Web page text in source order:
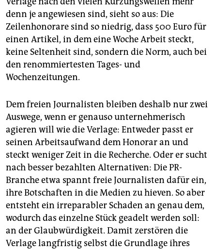
denn je angewiesen sind, sieht so aus: Die
Zeilenhonorare sind so niedrig, dass 500 Euro für
einen Artikel, in dem eine Woche Arbeit steckt,
keine Seltenheit sind, sondern die Norm, auch bei
den renommiertesten Tages- und
Wochenzeitungen.
Dem freien Journalisten bleiben deshalb nur zwei
Auswege, wenn er genauso unternehmerisch
agieren will wie die Verlage: Entweder passt er
seinen Arbeitsaufwand dem Honorar an und
steckt weniger Zeit in die Recherche. Oder er sucht
nach besser bezahlten Alternativen: Die PR-
Branche etwa spannt freie Journalisten dafür ein,
ihre Botschaften in die Medien zu hieven. So aber
entsteht ein irreparabler Schaden an genau dem,
wodurch das einzelne Stück geadelt werden soll:
an der Glaubwürdigkeit. Damit zerstören die
Verlage langfristig selbst die Grundlage ihres